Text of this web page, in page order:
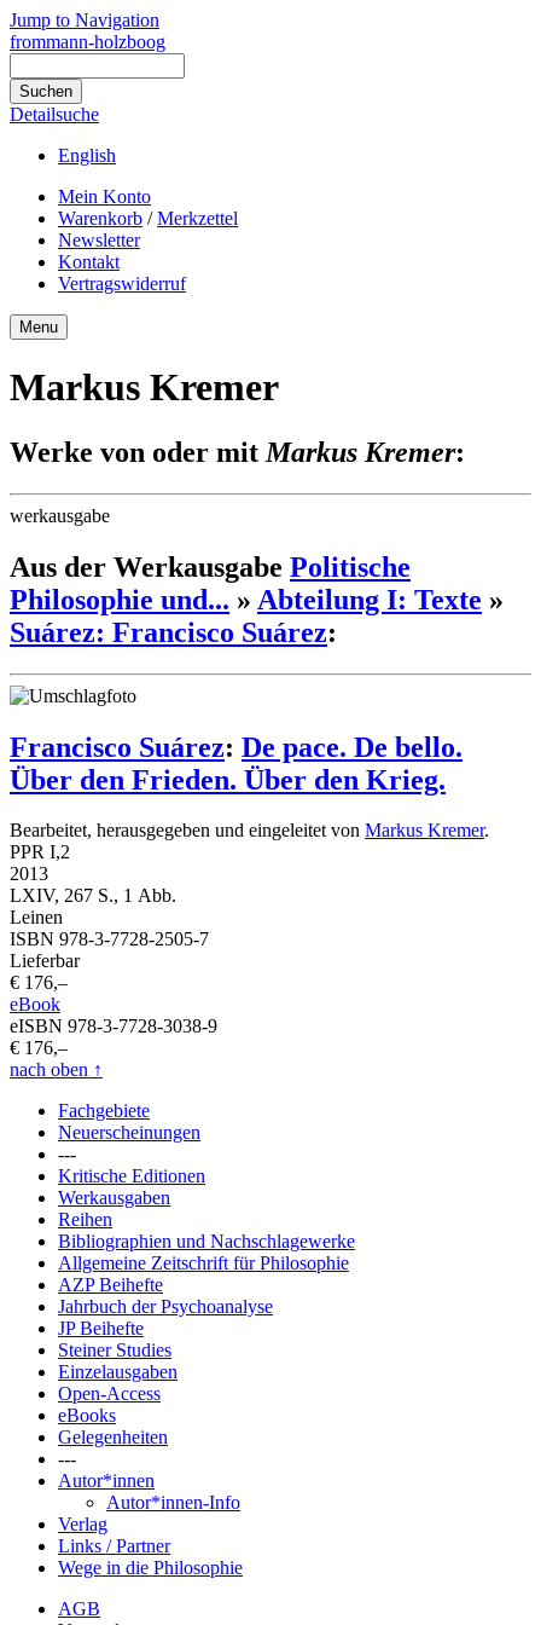
Jump to Navigation
frommann-holzboog
Detailsuche
English
Mein Konto
Warenkorb /Merkzettel
Newsletter
Kontakt
Vertragswiderruf
Menu
Markus Kremer
Werke von oder mit Markus Kremer:
werkausgabe
Aus der Werkausgabe Politische
Philosophie und... » Abteilung I: Texte »
Suárez: Francisco Suárez:
Francisco Suárez: De pace. De bello.
Über den Frieden. Über den Krieg.
Bearbeitet, herausgegeben und eingeleitet von Markus Kremer.
PPR I,2
2013
LXIV, 267 S., 1 Abb.
Leinen
ISBN 978-3-7728-2505-7
Lieferbar
€ 176,–
eBook
eISBN 978-3-7728-3038-9
€ 176,–
nach oben ↑
Fachgebiete
Neuerscheinungen
---
Kritische Editionen
Werkausgaben
Reihen
Bibliographien und Nachschlagewerke
Allgemeine Zeitschrift für Philosophie
AZP Beihefte
Jahrbuch der Psychoanalyse
JP Beihefte
Steiner Studies
Einzelausgaben
Open-Access
eBooks
Gelegenheiten
---
Autor*innen
Autor*innen-Info
Verlag
Links / Partner
Wege in die Philosophie
AGB